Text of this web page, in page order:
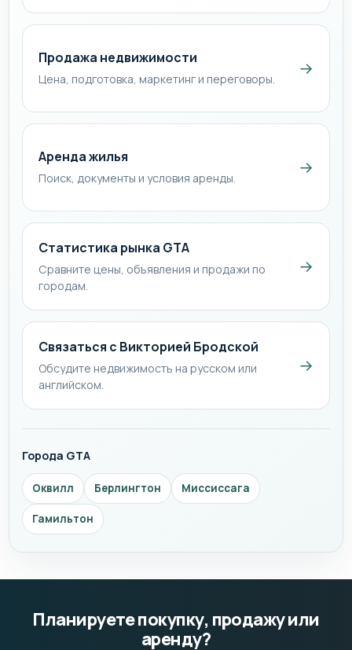
Продажа недвижимости
Цена, подготовка, маркетинг и переговоры.
→
Аренда жилья
Поиск, документы и условия аренды.
→
Статистика рынка GTA
Сравните цены, объявления и продажи по
городам.
→
Связаться с Викторией Бродской
Обсудите недвижимость на русском или
английском.
→
Города GTA
Оквилл Берлингтон Миссиссага
Гамильтон
Планируете покупку, продажу или
аренду?